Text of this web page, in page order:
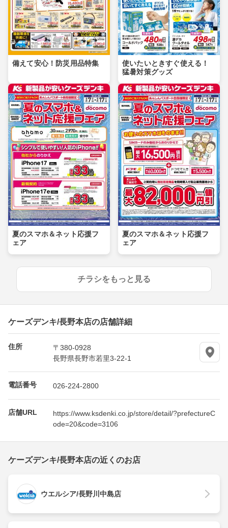
備えて安心！防災用品特集
使いたいときすぐ使える！
猛暑対策グッズ
夏のスマホ＆ネット応援フ
ェア
夏のスマホ＆ネット応援フ
ェア
チラシをもっと見る
ケーズデンキ/長野本店の店舗詳細
住所
〒380-0928
長野県長野市若里3-22-1
電話番号 026-224-2800
店舗URL
https://www.ksdenki.co.jp/store/detail/?prefectureC
ode=20&code=3106
ケーズデンキ/長野本店の近くのお店
ウエルシア/長野川中島店